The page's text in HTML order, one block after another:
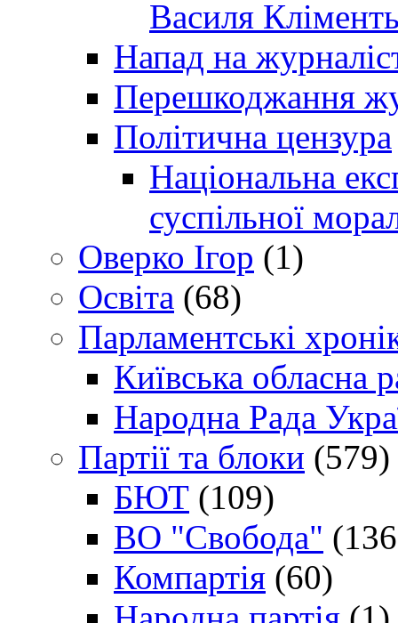
Василя
Напад на
Перешкоджання
Політична цензура
Національна
суспільної
Оверко Ігор (1)
Освіта (68)
Парламентські
Київська обласна
Народна Рада
Партії та блоки (579)
БЮТ (109)
ВО "Свобода"
Компартія (60)